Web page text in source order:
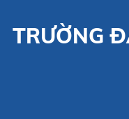
TRƯỜNG